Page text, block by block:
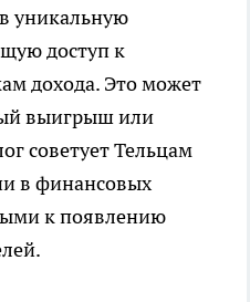
уникальную
доступ к
дохода. Это может
выигрыш или
советует Тельцам
в финансовых
к появлению